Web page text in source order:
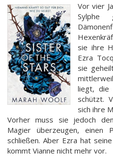
Vor vier
Sylphe
sie ihre
Ezra
sie
liegt, die
schützt.
sich ihre
Vorher muss sie jedoch
Magier überzeugen, einen
schließen. Aber Ezra hat
kommt Vianne nicht mehr vor.